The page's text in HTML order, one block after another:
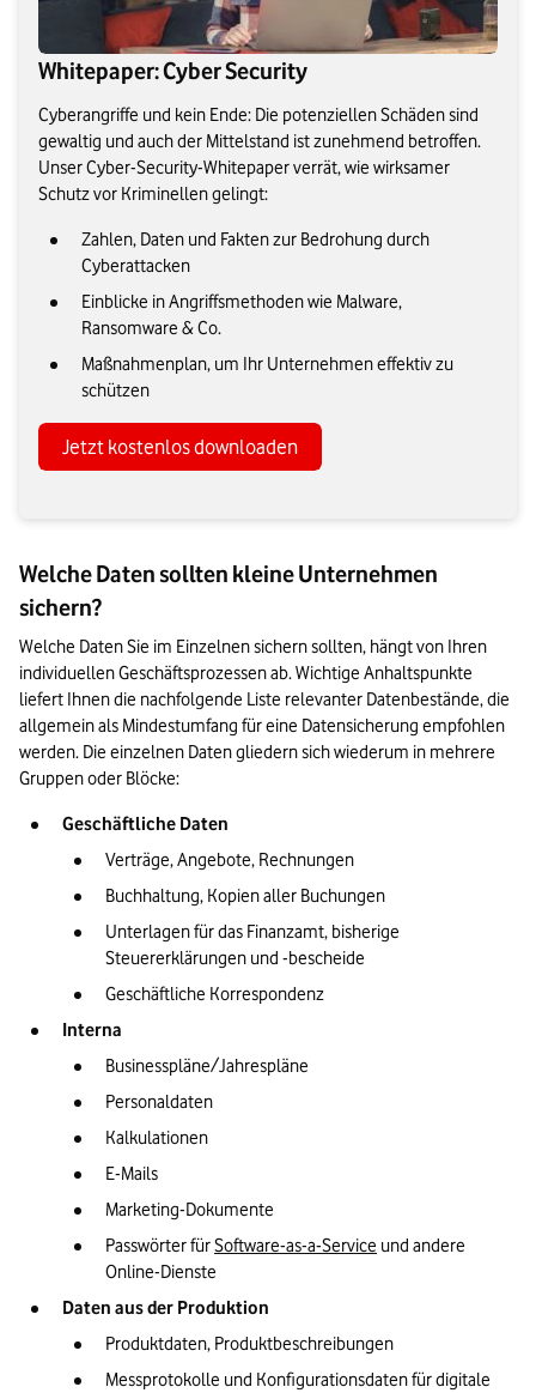
Whitepaper: Cyber Security
Cyberangriffe und kein Ende: Die potenziellen Schäden sind
gewaltig und auch der Mittelstand ist zunehmend betroffen.
Unser Cyber-Security-Whitepaper verrät, wie wirksamer
Schutz vor Kriminellen gelingt:
Zahlen, Daten und Fakten zur Bedrohung durch
Cyberattacken
Einblicke in Angriffsmethoden wie Malware,
Ransomware & Co.
Maßnahmenplan, um Ihr Unternehmen effektiv zu
schützen
Jetzt kostenlos downloaden
Welche Daten sollten kleine Unternehmen
sichern?
Welche Daten Sie im Einzelnen sichern sollten, hängt von Ihren
individuellen Geschäftsprozessen ab. Wichtige Anhaltspunkte
liefert Ihnen die nachfolgende Liste relevanter Datenbestände, die
allgemein als Mindestumfang für eine Datensicherung empfohlen
werden. Die einzelnen Daten gliedern sich wiederum in mehrere
Gruppen oder Blöcke:
Geschäftliche Daten
Verträge, Angebote, Rechnungen
Buchhaltung, Kopien aller Buchungen
Unterlagen für das Finanzamt, bisherige
Steuererklärungen und -bescheide
Geschäftliche Korrespondenz
Interna
Businesspläne/Jahrespläne
Personaldaten
Kalkulationen
E-Mails
Marketing-Dokumente
Passwörter für Software-as-a-Service und andere
Online-Dienste
Daten aus der Produktion
Produktdaten, Produktbeschreibungen
Messprotokolle und Konfigurationsdaten für digitale